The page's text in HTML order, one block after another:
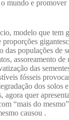
mundo e promover
modelo que tem
das populações de
assoreamento de
das
fósseis
dos solos
agora quer
“mais do
causou .